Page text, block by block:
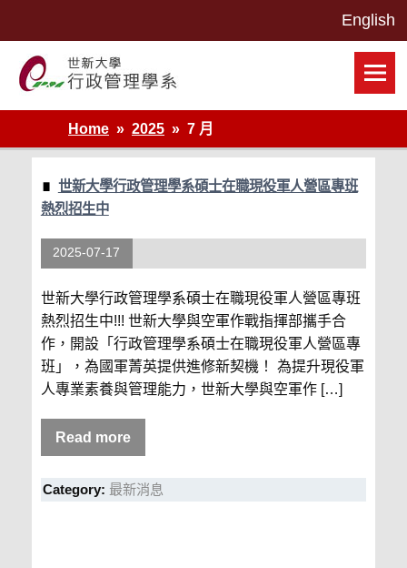
世新大學行政管理學系網站
Home
2025 7 月
世新大學行政管理學系碩士在職現役軍人營區專班
熱烈招生中
2025-07-17
世新大學行政管理學系碩士在職現役軍人營區專班
熱烈招生中!!! 世新大學與空軍作戰指揮部攜手合
作，開設「行政管理學系碩士在職現役軍人營區專
班」，為國軍菁英提供進修新契機！ 為提升現役軍
人專業素養與管理能力，世新大學與空軍作 […]
Read more
Category: 最新消息